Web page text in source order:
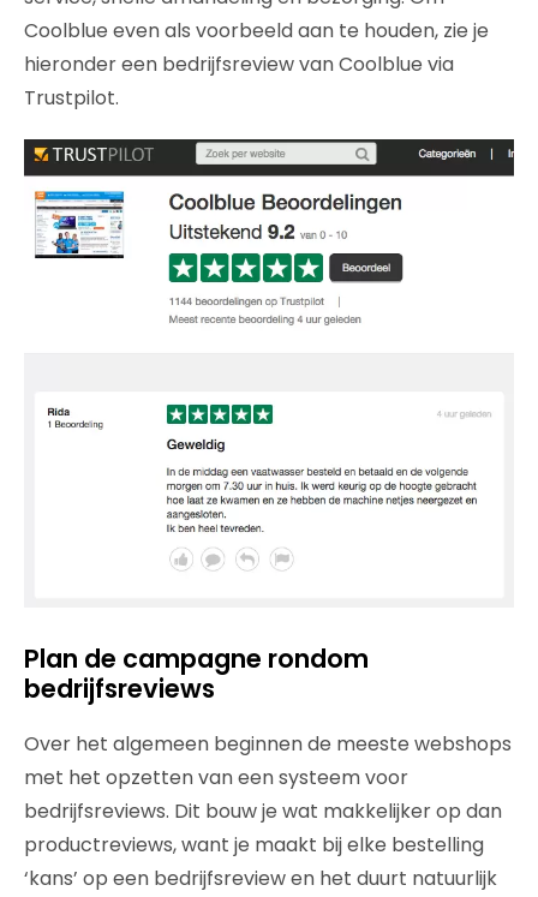
Coolblue even als voorbeeld aan te houden, zie je
hieronder een bedrijfsreview van Coolblue via
Trustpilot.
Plan de campagne rondom
bedrijfsreviews
Over het algemeen beginnen de meeste webshops
met het opzetten van een systeem voor
bedrijfsreviews. Dit bouw je wat makkelijker op dan
productreviews, want je maakt bij elke bestelling
‘kans’ op een bedrijfsreview en het duurt natuurlijk